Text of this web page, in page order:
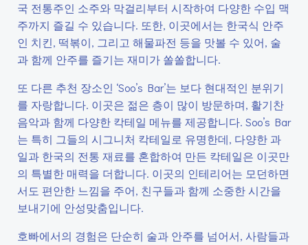
국 전통주인 소주와 막걸리부터 시작하여 다양한 수입 맥
주까지 즐길 수 있습니다. 또한, 이곳에서는 한국식 안주
인 치킨, 떡볶이, 그리고 해물파전 등을 맛볼 수 있어, 술
과 함께 안주를 즐기는 재미가 쏠쏠합니다.
또 다른 추천 장소인 ‘Soo’s Bar’는 보다 현대적인 분위기
를 자랑합니다. 이곳은 젊은 층이 많이 방문하며, 활기찬
음악과 함께 다양한 칵테일 메뉴를 제공합니다. Soo’s Bar
는 특히 그들의 시그니처 칵테일로 유명한데, 다양한 과
일과 한국의 전통 재료를 혼합하여 만든 칵테일은 이곳만
의 특별한 매력을 더합니다. 이곳의 인테리어는 모던하면
서도 편안한 느낌을 주어, 친구들과 함께 소중한 시간을
보내기에 안성맞춤입니다.
호빠에서의 경험은 단순히 술과 안주를 넘어서, 사람들과